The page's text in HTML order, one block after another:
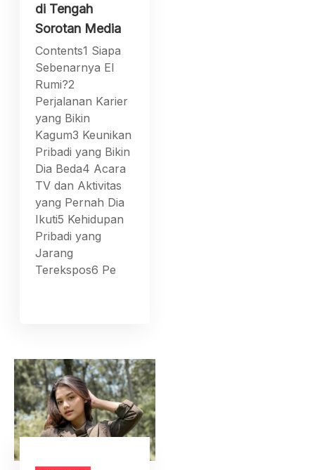
di Tengah
Sorotan Media
Contents1 Siapa
Sebenarnya El
Rumi?2
Perjalanan Karier
yang Bikin
Kagum3 Keunikan
Pribadi yang Bikin
Dia Beda4 Acara
TV dan Aktivitas
yang Pernah Dia
Ikuti5 Kehidupan
Pribadi yang
Jarang
Terekspos6 Pe